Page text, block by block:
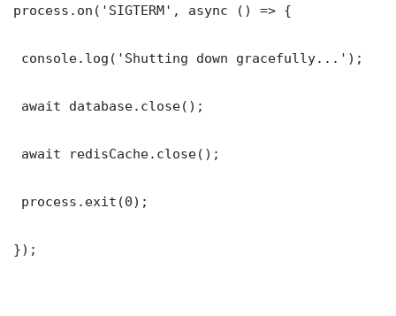
process.on('SIGTERM', async () => {
console.log('Shutting down gracefully...');
await database.close();
await redisCache.close();
process.exit(0);
});